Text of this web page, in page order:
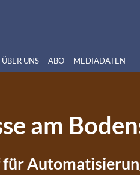
ÜBER UNS ABO MEDIADATEN
am